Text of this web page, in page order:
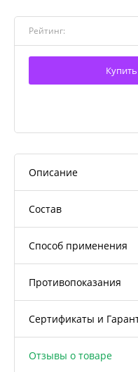
Рейтинг:
Купить
Описание
Состав
Способ применения
Противопоказания
Сертификаты и
Отзывы о товаре